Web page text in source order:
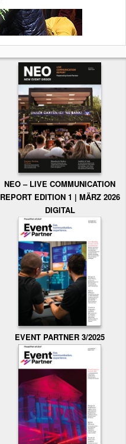
NEO – LIVE COMMUNICATION
REPORT EDITION 1 | MÄRZ 2026
DIGITAL
EVENT PARTNER 3/2025